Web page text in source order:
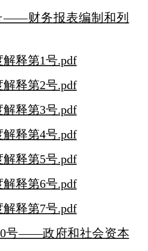
——财务报表编制和列
释第1号.pdf
释第2号.pdf
释第3号.pdf
释第4号.pdf
释第5号.pdf
释第6号.pdf
释第7号.pdf
号——政府和社会资本